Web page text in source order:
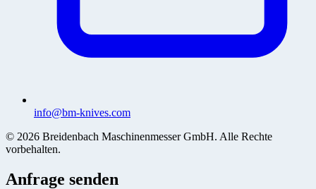
info@bm-knives.com
© 2026 Breidenbach Maschinenmesser GmbH. Alle Rechte
vorbehalten.
Anfrage senden